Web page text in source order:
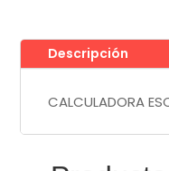
Descripción
CALCULADORA